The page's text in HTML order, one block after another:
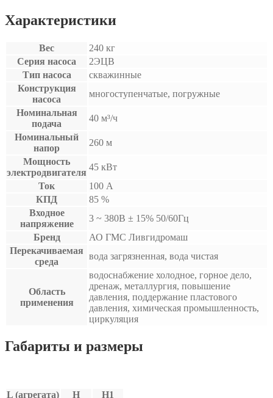
Характеристики
Вес
240 кг
Серия насоса
2ЭЦВ
Тип насоса
скважинные
Конструкция
насоса
многоступенчатые, погружные
Номинальная
подача
40 м³/ч
Номинальный
напор
260 м
Мощность
электродвигателя
45 кВт
Ток
100 А
КПД
85 %
Входное
напряжение
3 ~ 380B ± 15% 50/60Гц
Бренд
АО ГМС Ливгидромаш
Перекачиваемая
среда
вода загрязненная, вода чистая
Область
применения
водоснабжение холодное, горное дело,
дренаж, металлургия, повышение
давления, поддержание пластового
давления, химическая промышленность,
циркуляция
Габариты и размеры
L (агрегата) H H1